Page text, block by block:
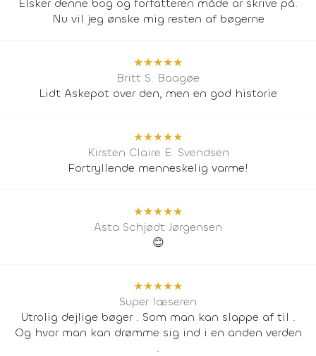
Nu vil jeg ønske mig resten af bøgerne
★★★★★
Britt S. Baagøe
Lidt Askepot over den, men en god historie
★★★★★
Kirsten Claire E. Svendsen
Fortryllende menneskelig varme!
★★★★★
Asta Schjødt Jørgensen
😊
★★★★★
Super læseren
Utrolig dejlige bøger . Som man kan slappe af til .
Og hvor man kan drømme sig ind i en anden verden
.